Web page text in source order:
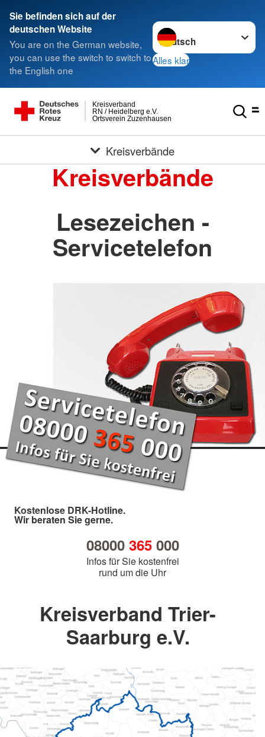
Sie befinden sich auf der
deutschen Website
You are on the German website,
you can use the switch to switch to
the English one
Sprache wechseln zu
Alles klar
Ortsverein Zuzenhausen
RN / Heidelberg e.V.
Kreisverband
Kreisverbände
Kreisverbände
Lesezeichen -
Servicetelefon
Kostenlose DRK-Hotline.
Wir beraten Sie gerne.
08000 365000
Infos für Sie kostenfrei
rund um die Uhr
Kreisverband Trier-
Saarburg e.V.